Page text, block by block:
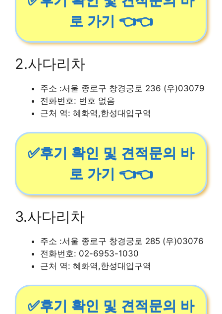
로 가기 👈👈
2.사다리차
주소 :서울 종로구 창경궁로 236 (우)03079
전화번호: 번호 없음
근처 역: 혜화역,한성대입구역
✅후기 확인 및 견적문의 바
로 가기 👈👈
3.사다리차
주소 :서울 종로구 창경궁로 285 (우)03076
전화번호: 02-6953-1030
근처 역: 혜화역,한성대입구역
✅후기 확인 및 견적문의 바